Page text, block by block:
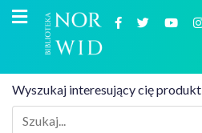
Wyszukaj interesujący cię produkt